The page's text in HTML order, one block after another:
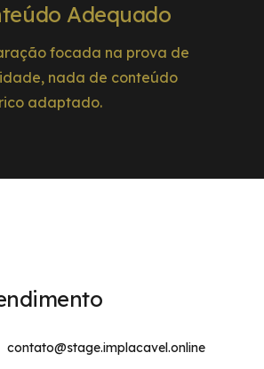
Adequado
focada na prova de
nada de conteúdo
adaptado.
contato@stage.implacavel.online